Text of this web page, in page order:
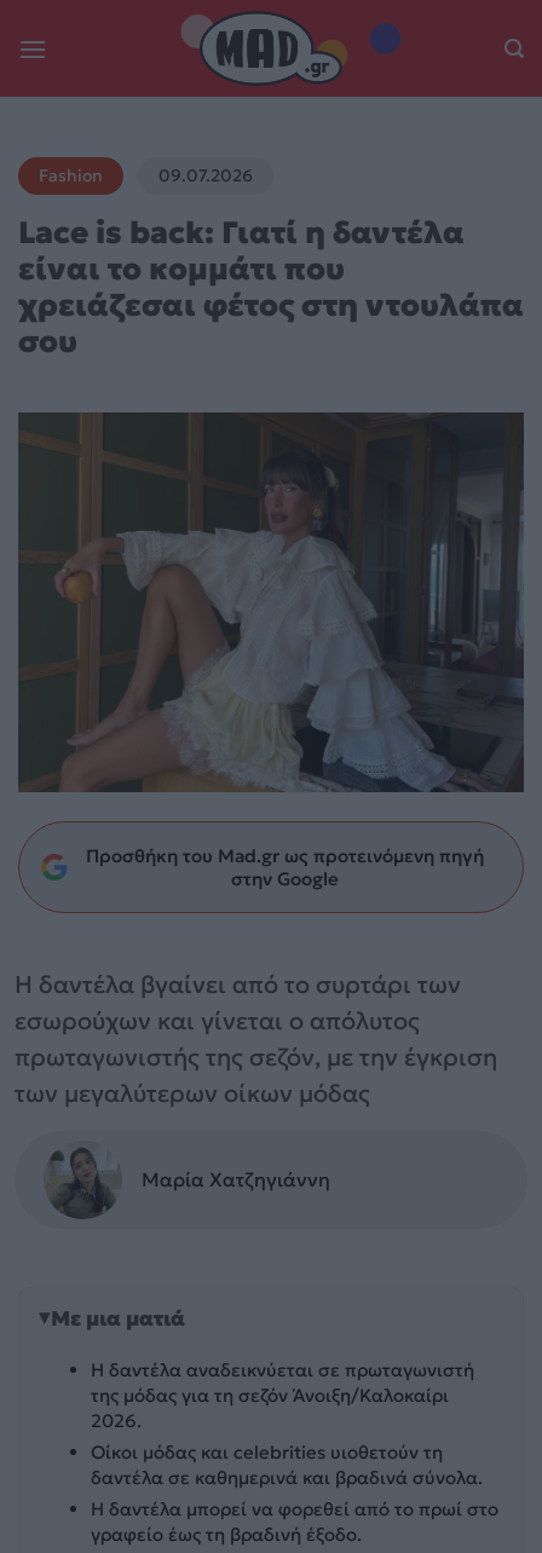
Fashion 09.07.2026
Lace is back: Γιατί η δαντέλα
είναι το κομμάτι που
χρειάζεσαι φέτος στη ντουλάπα
σου
Προσθήκη του Mad.gr ως προτεινόμενη πηγή
στην Google
Η δαντέλα βγαίνει από το συρτάρι των
εσωρούχων και γίνεται ο απόλυτος
πρωταγωνιστής της σεζόν, με την έγκριση
των μεγαλύτερων οίκων μόδας
Μαρία Χατζηγιάννη
Με μια ματιά
Η δαντέλα αναδεικνύεται σε πρωταγωνιστή
της μόδας για τη σεζόν Άνοιξη/Καλοκαίρι
2026.
Οίκοι μόδας και celebrities υιοθετούν τη
δαντέλα σε καθημερινά και βραδινά σύνολα.
Η δαντέλα μπορεί να φορεθεί από το πρωί στο
γραφείο έως τη βραδινή έξοδο.